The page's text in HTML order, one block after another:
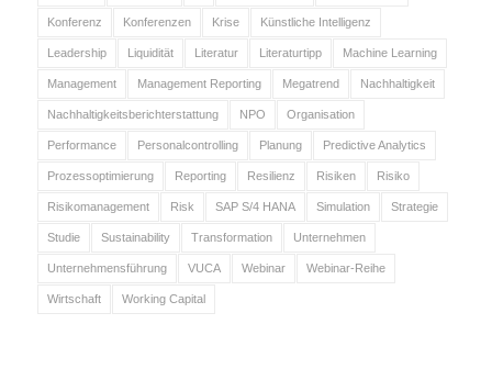
Konferenz Konferenzen Krise Künstliche Intelligenz
Leadership Liquidität Literatur Literaturtipp Machine Learning
Management Management Reporting Megatrend Nachhaltigkeit
Nachhaltigkeitsberichterstattung NPO Organisation
Performance Personalcontrolling Planung Predictive Analytics
Prozessoptimierung Reporting Resilienz Risiken Risiko
Risikomanagement Risk SAP S/4 HANA Simulation Strategie
Studie Sustainability Transformation Unternehmen
Unternehmensführung VUCA Webinar Webinar-Reihe
Wirtschaft Working Capital